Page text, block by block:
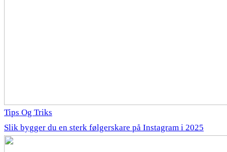
Tips Og Triks
Slik bygger du en sterk følgerskare på Instagram i 2025